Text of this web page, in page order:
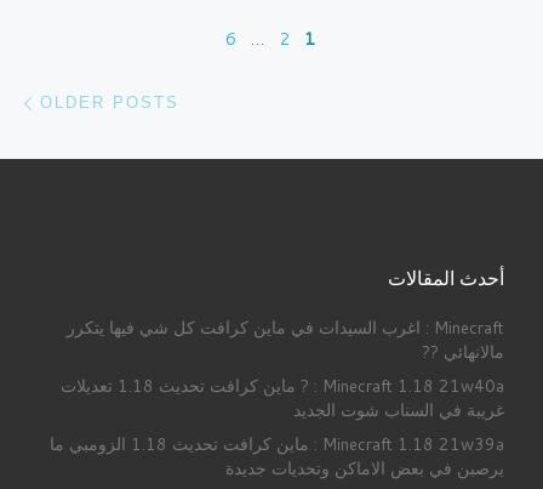
Posts navigation
1
2
…
6
OLDER POSTS
أحدث المقالات
Minecraft : اغرب السيدات في ماين كرافت كل شي فيها يتكرر
مالانهائي ??
Minecraft 1.18 21w40a : ? ماين كرافت تحديث 1.18 تعديلات
غريبة في السناب شوت الجديد
Minecraft 1.18 21w39a : ماين كرافت تحديث 1.18 الزومبي ما
يرصبن في بعض الاماكن وتحديات جديدة